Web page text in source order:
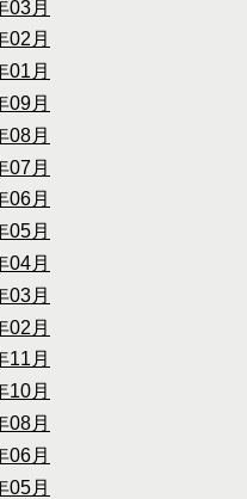
03月
02月
01月
09月
08月
07月
06月
05月
04月
03月
02月
11月
10月
08月
06月
05月